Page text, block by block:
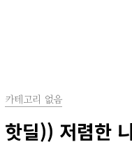
카테고리 없음
핫딜)) 저렴한